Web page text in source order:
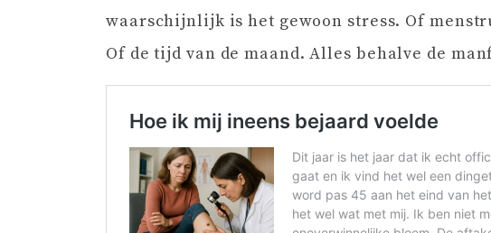
waarschijnlijk is het gewoon stress. Of
Of de tijd van de maand. Alles behalve de